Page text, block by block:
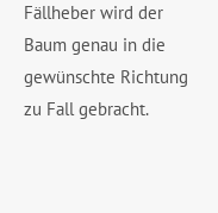
Fällheber wird der
Baum genau in die
gewünschte Richtung
zu Fall gebracht.